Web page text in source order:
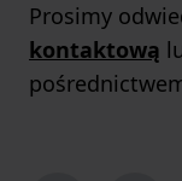
Prosimy
kontaktową